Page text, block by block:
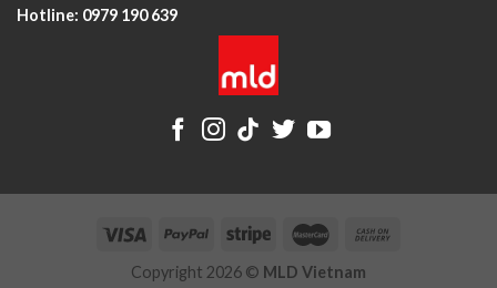
Hotline: 0979 190 639
Copyright 2026 © MLD Vietnam